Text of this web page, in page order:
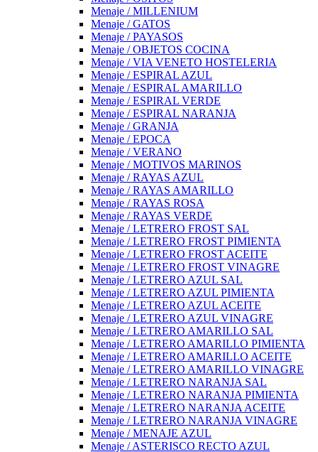
Menaje / MILLENIUM
Menaje / GATOS
Menaje / PAYASOS
Menaje / OBJETOS COCINA
Menaje / VIA VENETO HOSTELERIA
Menaje / ESPIRAL AZUL
Menaje / ESPIRAL AMARILLO
Menaje / ESPIRAL VERDE
Menaje / ESPIRAL NARANJA
Menaje / GRANJA
Menaje / EPOCA
Menaje / VERANO
Menaje / MOTIVOS MARINOS
Menaje / RAYAS AZUL
Menaje / RAYAS AMARILLO
Menaje / RAYAS ROSA
Menaje / RAYAS VERDE
Menaje / LETRERO FROST SAL
Menaje / LETRERO FROST PIMIENTA
Menaje / LETRERO FROST ACEITE
Menaje / LETRERO FROST VINAGRE
Menaje / LETRERO AZUL SAL
Menaje / LETRERO AZUL PIMIENTA
Menaje / LETRERO AZUL ACEITE
Menaje / LETRERO AZUL VINAGRE
Menaje / LETRERO AMARILLO SAL
Menaje / LETRERO AMARILLO PIMIENTA
Menaje / LETRERO AMARILLO ACEITE
Menaje / LETRERO AMARILLO VINAGRE
Menaje / LETRERO NARANJA SAL
Menaje / LETRERO NARANJA PIMIENTA
Menaje / LETRERO NARANJA ACEITE
Menaje / LETRERO NARANJA VINAGRE
Menaje / MENAJE AZUL
Menaje / ASTERISCO RECTO AZUL